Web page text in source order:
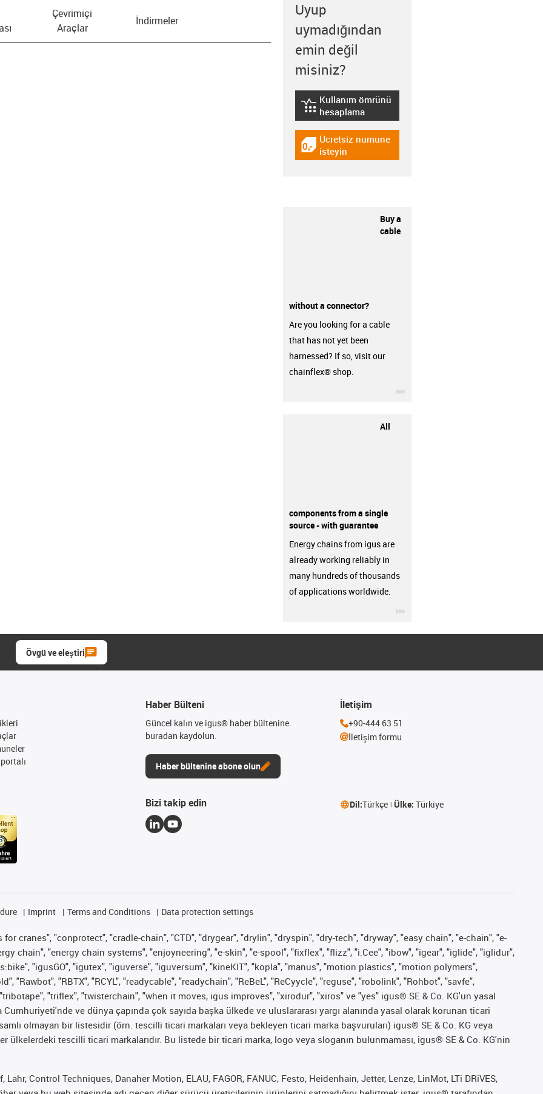
Çevrimiçi
Araçlar
İndirmeler
Uyup
uymadığından
emin değil
misiniz?
igus-icon-lebensdauerrechner
Kullanım ömrünü
hesaplama
igus-icon-gratismuster
Ücretsiz numune
isteyin
Buy a
cable
without a connector?
Are you looking for a cable
that has not yet been
harnessed? If so, visit our
chainflex® shop.
All
components from a single
source - with guarantee
Energy chains from igus are
already working reliably in
many hundreds of thousands
of applications worldwide.
Övgü ve eleştiri
Haber Bülteni
Güncel kalın ve igus® haber bültenine
buradan kaydolun.
Haber bültenine abone olun
İletişim
+90-444 63 51
İletişim formu
Bizi takip edin Dil:Türkçe Ülke: Türkiye
Imprint Terms and Conditions Data protection settings
cranes", "conprotect", "cradle-chain", "CTD", "drygear", "drylin", "dryspin", "dry-tech", "dryway", "easy chain", "e-chain", "e-
chain", "energy chain systems", "enjoyneering", "e-skin", "e-spool", "fixflex", "flizz", "i.Cee", "ibow", "igear", "iglide", "iglidur",
"igusGO", "igutex", "iguverse", "iguversum", "kineKIT", "kopla", "manus", "motion plastics", "motion polymers",
"RBTX", "RCYL", "readycable", "readychain", "ReBeL", "ReCyycle", "reguse", "robolink", "Rohbot", "savfe",
"triflex", "twisterchain", "when it moves, igus improves", "xirodur", "xiros" ve "yes" igus® SE & Co. KG'un yasal
ve dünya çapında çok sayıda başka ülkede ve uluslararası yargı alanında yasal olarak korunan ticari
olmayan bir listesidir (örn. tescilli ticari markaları veya bekleyen ticari marka başvuruları) igus® SE & Co. KG veya
ülkelerdeki tescilli ticari markalarıdır. Bu listede bir ticari marka, logo veya sloganın bulunmaması, igus® SE & Co. KG'nin
Control Techniques, Danaher Motion, ELAU, FAGOR, FANUC, Festo, Heidenhain, Jetter, Lenze, LinMot, LTi DRiVES,